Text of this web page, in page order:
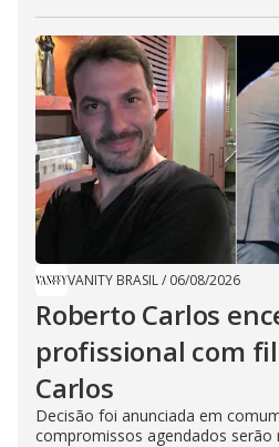
VANITY BRASIL/ 06/08/2026
Roberto Carlos
profissional com
Carlos
Decisão foi anunciada em
compromissos agendados serão